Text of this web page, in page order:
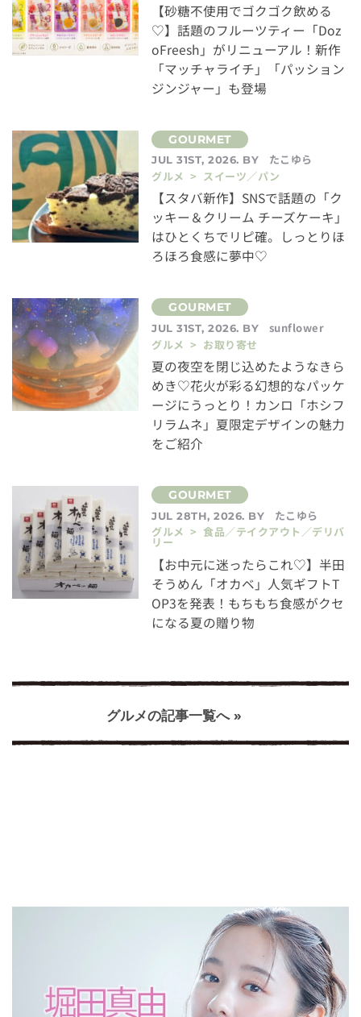
【砂糖不使用でゴクゴク飲める
♡】話題のフルーツティー「Doz
oFreesh」がリニューアル！新作
「マッチャライチ」「パッション
ジンジャー」も登場
JUL 31ST, 2026. BY
たこゆら
グルメ > スイーツ／パン
【スタバ新作】SNSで話題の「ク
ッキー＆クリーム チーズケーキ」
はひとくちでリピ確。しっとりほ
ろほろ食感に夢中♡
JUL 31ST, 2026. BY
sunflower
グルメ > お取り寄せ
夏の夜空を閉じ込めたようなきら
めき♡花火が彩る幻想的なパッケ
ージにうっとり！カンロ「ホシフ
リラムネ」夏限定デザインの魅力
をご紹介
JUL 28TH, 2026. BY
たこゆら
グルメ > 食品／テイクアウト／デリバ
リー
【お中元に迷ったらこれ♡】半田
そうめん「オカベ」人気ギフトT
OP3を発表！もちもち食感がクセ
になる夏の贈り物
グルメの記事一覧へ »